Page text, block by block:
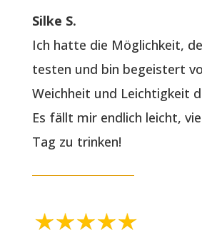
Silke S.
Ich hatte die Möglichkeit,
testen und bin begeistert
Weichheit und Leichtigkeit
Es fällt mir endlich leicht,
Tag zu trinken!